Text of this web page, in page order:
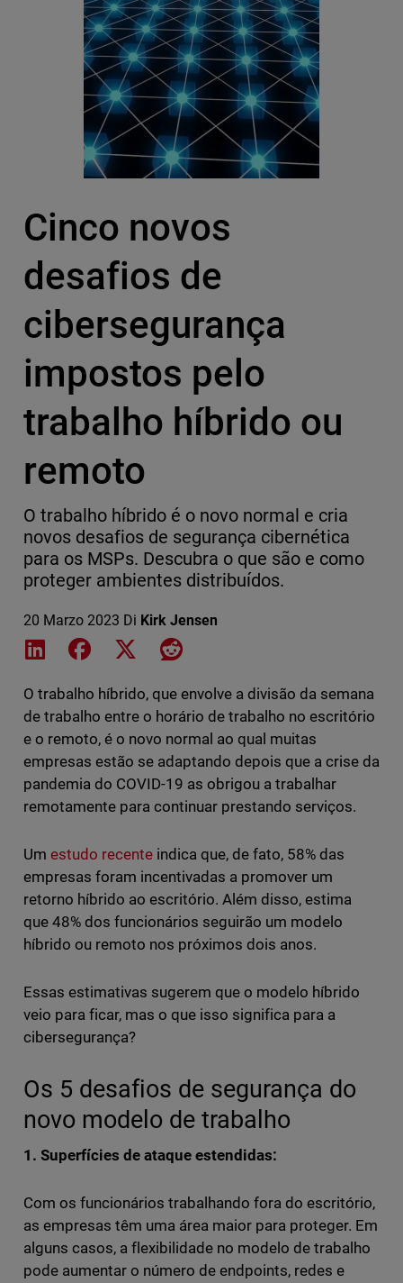
Cinco novos
desafios de
cibersegurança
impostos pelo
trabalho híbrido ou
remoto
O trabalho híbrido é o novo normal e cria
novos desafios de segurança cibernética
para os MSPs. Descubra o que são e como
proteger ambientes distribuídos.
20 Marzo 2023 Di Kirk Jensen
Share on LinkedIn
Share on Facebook
Share on XShare on Reddit
O trabalho híbrido, que envolve a divisão da semana
de trabalho entre o horário de trabalho no escritório
e o remoto, é o novo normal ao qual muitas
empresas estão se adaptando depois que a crise da
pandemia do COVID-19 as obrigou a trabalhar
remotamente para continuar prestando serviços.
Um estudo recenteindica que, de fato, 58% das
empresas foram incentivadas a promover um
retorno híbrido ao escritório. Além disso, estima
que 48% dos funcionários seguirão um modelo
híbrido ou remoto nos próximos dois anos.
Essas estimativas sugerem que o modelo híbrido
veio para ficar, mas o que isso significa para a
cibersegurança?
Os 5 desafios de segurança do
novo modelo de trabalho
1. Superfícies de ataque estendidas:
Com os funcionários trabalhando fora do escritório,
as empresas têm uma área maior para proteger. Em
alguns casos, a flexibilidade no modelo de trabalho
pode aumentar o número de endpoints, redes e